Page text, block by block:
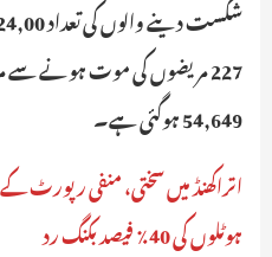
227 مریضوں کی موت ہونے سے
54,649 ہوگئی ہے۔
اتراکھنڈ میں سختی، منفی رپورٹ
ہوٹلوں کی 40٪ فیصد بکنگ رد